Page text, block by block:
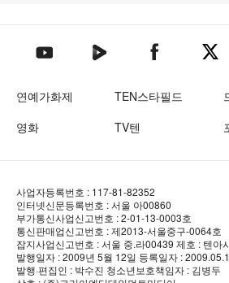
텐아시아 유튜브텐아시아 네이버TV텐아시아 페이스
텐아
연예가화제 TEN스타필드
영화
TV텐
사업자등록번호 : 117-81-82352
인터넷신문등록번호 : 서울 아00860
부가통신사업신고번호 : 2-01-13-0003호
통신판매업신고번호 : 제2013-서울중구-0064호
잡지사업신고번호 : 서울 중.라00439 제호 : 텐아
발행일자 : 2009년 5월 12일 등록일자 :
발행·편집인 : 박수진 청소년보호책임자 : 김병두